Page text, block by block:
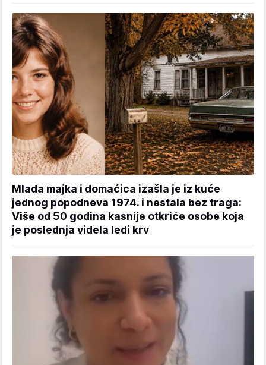
Mlada majka i domaćica izašla je iz kuće
jednog popodneva 1974. i nestala bez traga:
Više od 50 godina kasnije otkriće osobe koja
je poslednja videla ledi krv